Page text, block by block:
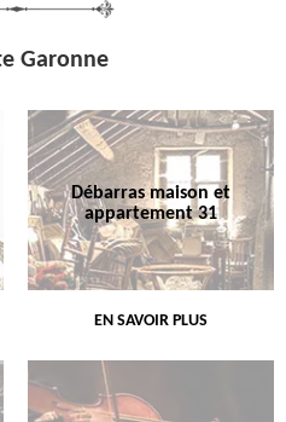
Garonne
Débarras maison et
appartement 31
EN SAVOIR PLUS